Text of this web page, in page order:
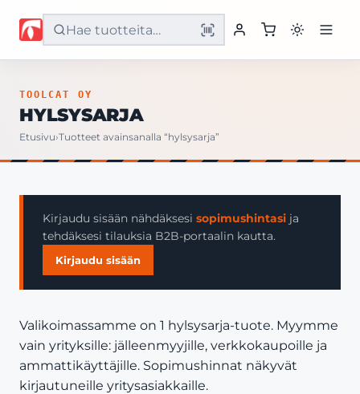
Etusivu
Yritys
Yhteystiedot
TOOLCAT OY
HYLSYSARJA
Etusivu›Tuotteet avainsanalla “hylsysarja”
Kirjaudu sisään nähdäksesi sopimushintasi ja
tehdäksesi tilauksia B2B-portaalin kautta.
Kirjaudu sisään
Valikoimassamme on 1 hylsysarja-tuote. Myymme
vain yrityksille: jälleenmyyjille, verkkokaupoille ja
ammattikäyttäjille. Sopimushinnat näkyvät
kirjautuneille yritysasiakkaille.